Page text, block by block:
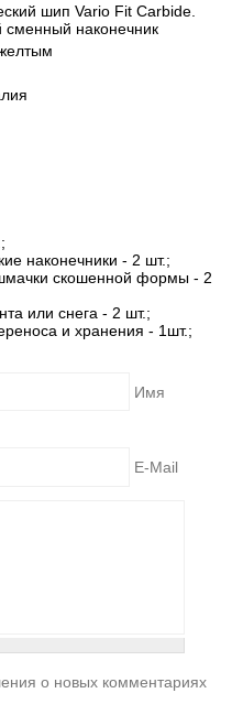
шип Vario Fit Carbide.
сменный наконечник
наконечники - 2 шт.;
скошенной формы - 2
или снега - 2 шт.;
и хранения - 1шт.;
Имя
E-Mail
о новых комментариях